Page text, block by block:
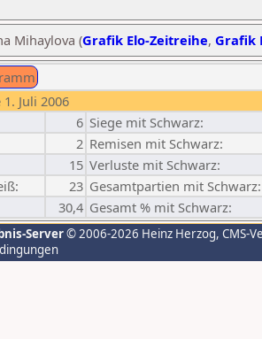
Mihaylova (Grafik Elo-Zeitreihe, Grafik
Juli 2006
6 Siege mit Schwarz:
2 Remisen mit Schwarz:
15 Verluste mit Schwarz:
23 Gesamtpartien mit Schwarz:
30,4 Gesamt % mit Schwarz:
Server© 2006-2026 Heinz Herzog, CMS-